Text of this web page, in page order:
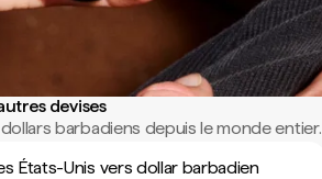
devises
barbadiens depuis le monde entier.
États-Unis vers dollar barbadien